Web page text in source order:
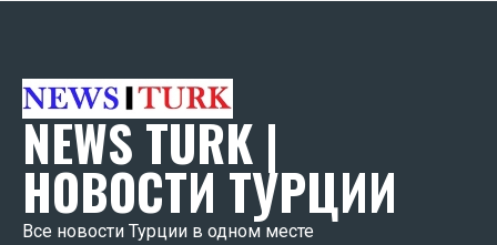
NEWS TURK |
НОВОСТИ ТУРЦИИ
Все новости Турции в одном месте